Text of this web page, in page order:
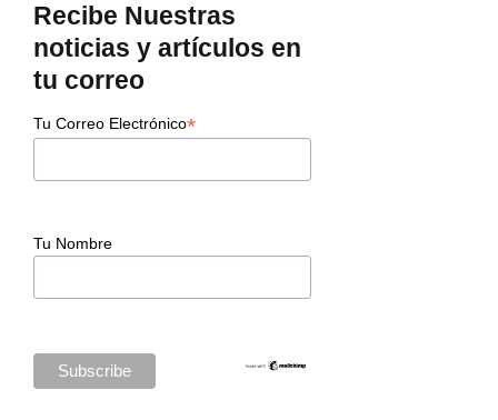
Recibe Nuestras
noticias y artículos en
tu correo
Tu Correo Electrónico*
Tu Nombre